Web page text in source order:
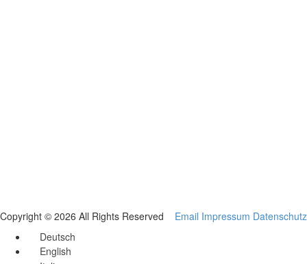
Copyright © 2026 All Rights Reserved Email Impressum Datenschutz
Deutsch
English